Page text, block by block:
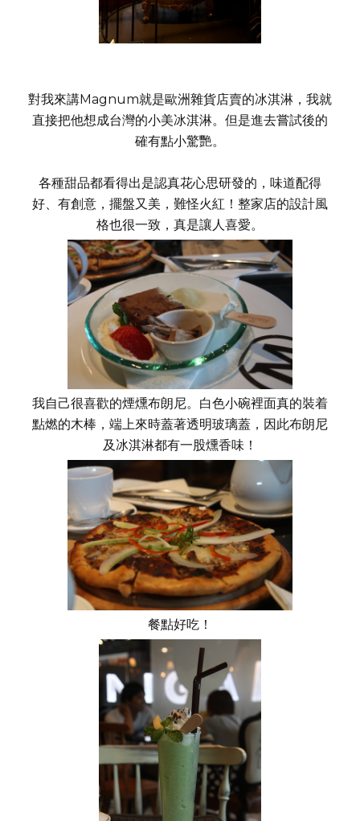
對我來講Magnum就是歐洲雜貨店賣的冰淇淋，我就
直接把他想成台灣的小美冰淇淋。但是進去嘗試後的
確有點小驚艷。
各種甜品都看得出是認真花心思研發的，味道配得
好、有創意，擺盤又美，難怪火紅！整家店的設計風
格也很一致，真是讓人喜愛。
我自己很喜歡的煙燻布朗尼。白色小碗裡面真的裝着
點燃的木棒，端上來時蓋著透明玻璃蓋，因此布朗尼
及冰淇淋都有一股燻香味！
餐點好吃！